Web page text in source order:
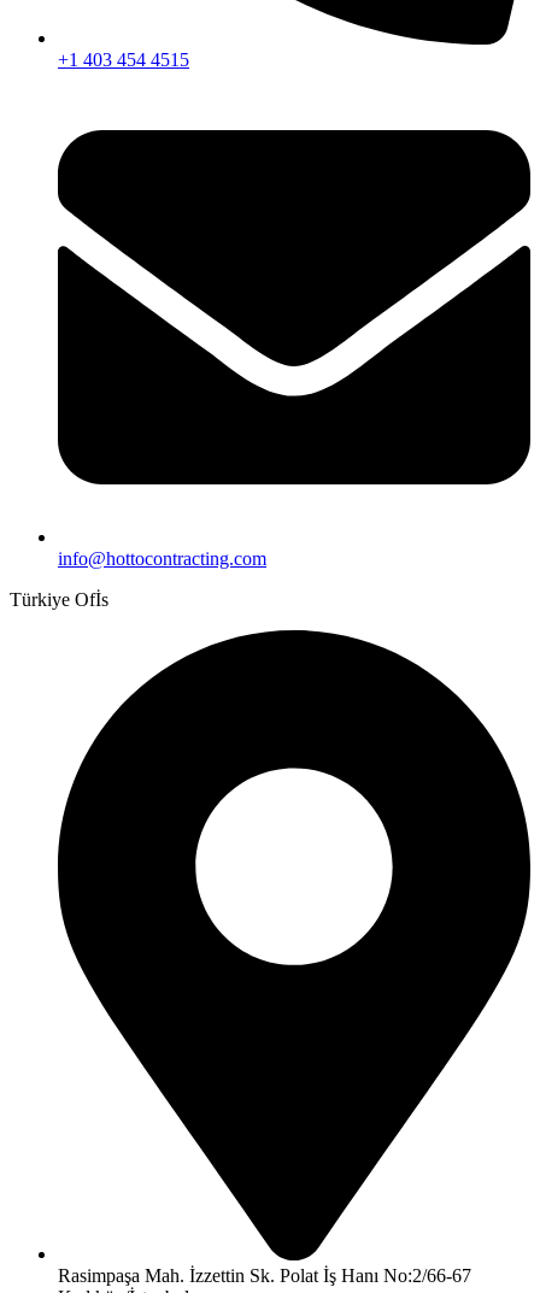
+1 403 454 4515
info@hottocontracting.com
Türkiye Ofİs
Rasimpaşa Mah. İzzettin Sk. Polat İş Hanı No:2/66-67